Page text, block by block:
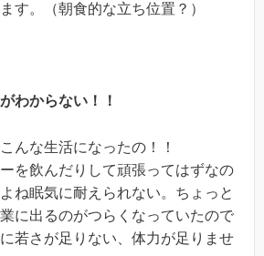
す。（朝食的な立ち位置？）
わからない！！
んな生活になったの！！
を飲んだりして頑張ってはずなの
ね眠気に耐えられない。ちょっと
に出るのがつらくなっていたので
若さが足りない、体力が足りませ